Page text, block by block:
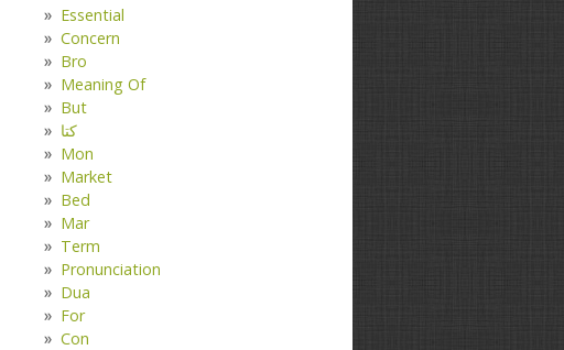
Essential
Concern
Bro
Meaning Of
But
کتا
Mon
Market
Bed
Mar
Term
Pronunciation
Dua
For
Con